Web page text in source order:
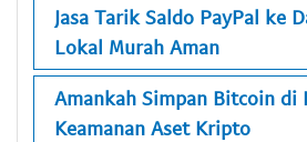
Jasa Tarik Saldo PayPal ke
Lokal Murah Aman
Amankah Simpan Bitcoin di
Keamanan Aset Kripto